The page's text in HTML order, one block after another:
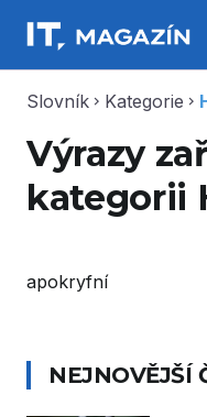
Slovník chevron_right Kategorie chevron_right
Výrazy
kategorii
apokryfní
NEJNOVĚJŠÍ